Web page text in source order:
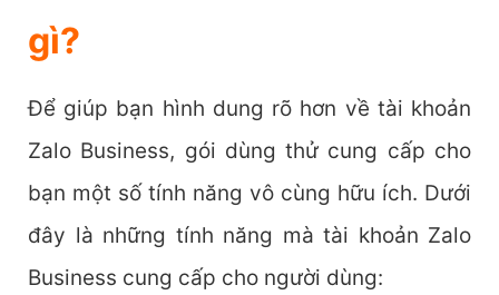
gì?
Để giúp bạn hình dung rõ hơn về tài khoản
Zalo Business, gói dùng thử cung cấp cho
bạn một số tính năng vô cùng hữu ích. Dưới
đây là những tính năng mà tài khoản Zalo
Business cung cấp cho người dùng: